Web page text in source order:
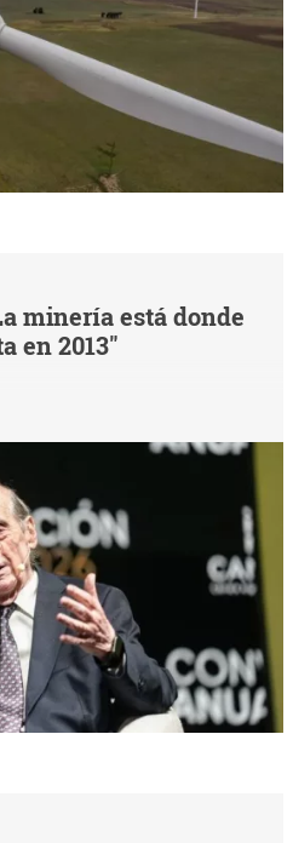
minería está donde
en 2013"